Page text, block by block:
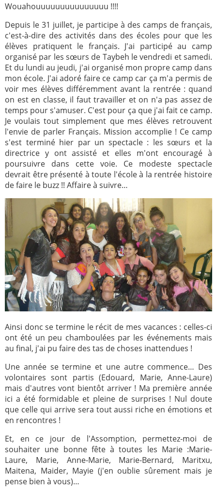
Wouahouuuuuuuuuuuuuuu !!!!
Depuis le 31 juillet, je participe à des camps de français,
c'est-à-dire des activités dans des écoles pour que les
élèves pratiquent le français. J'ai participé au camp
organisé par les sœurs de Taybeh le vendredi et samedi.
Et du lundi au jeudi, j'ai organisé mon propre camp dans
mon école. J'ai adoré faire ce camp car ça m'a permis de
voir mes élèves différemment avant la rentrée : quand
on est en classe, il faut travailler et on n'a pas assez de
temps pour s'amuser. C'est pour ça que j'ai fait ce camp.
Je voulais tout simplement que mes élèves retrouvent
l'envie de parler Français. Mission accomplie ! Ce camp
s'est terminé hier par un spectacle : les sœurs et la
directrice y ont assisté et elles m'ont encouragé à
poursuivre dans cette voie. Ce modeste spectacle
devrait être présenté à toute l'école à la rentrée histoire
de faire le buzz !! Affaire à suivre…
Ainsi donc se termine le récit de mes vacances : celles-ci
ont été un peu chamboulées par les événements mais
au final, j'ai pu faire des tas de choses inattendues !
Une année se termine et une autre commence… Des
volontaires sont partis (Edouard, Marie, Anne-Laure)
mais d'autres vont bientôt arriver ! Ma première année
ici a été formidable et pleine de surprises ! Nul doute
que celle qui arrive sera tout aussi riche en émotions et
en rencontres !
Et, en ce jour de l'Assomption, permettez-moi de
souhaiter une bonne fête à toutes les Marie :Marie-
Laure, Marie, Anne-Marie, Marie-Bernard, Maritxu,
Maitena, Maider, Mayie (j'en oublie sûrement mais je
pense bien à vous)…